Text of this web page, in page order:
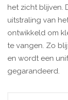
het zicht blijven.
uitstraling van
ontwikkeld om
te vangen. Zo
en wordt een
gegarandeerd.